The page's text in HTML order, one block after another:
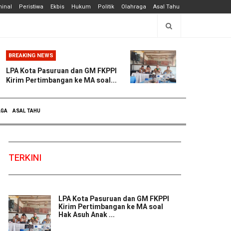
Peristiwa Ekbis Hukum Politik Olahraga Asal Tahu
BREAKING NEWS
LPA Kota Pasuruan dan GM FKPPI
Kirim Pertimbangan ke MA soal...
ASAL TAHU
TERKINI
LPA Kota Pasuruan dan GM FKPPI
Kirim Pertimbangan ke MA soal
Hak Asuh Anak ...